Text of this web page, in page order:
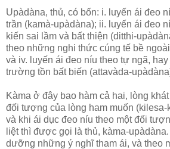
Upàdàna, thủ, có bốn: i. luyến ái đeo
trần (kamà-upàdàna); ii. luyến ái đeo
kiến sai lầm và bất thiện (ditthi-
theo những nghi thức cúng tế bề
và iv. luyến ái đeo níu theo tự ngã,
trường tồn bất biến (attavàda-
Kàma ở đây bao hàm cả hai, lòng
đối tượng của lòng ham muốn (kilesa-
và khi ái dục đeo níu theo một đối
liệt thì được gọi là thủ, kàma-
dưỡng những ý nghĩ tham ái, và theo